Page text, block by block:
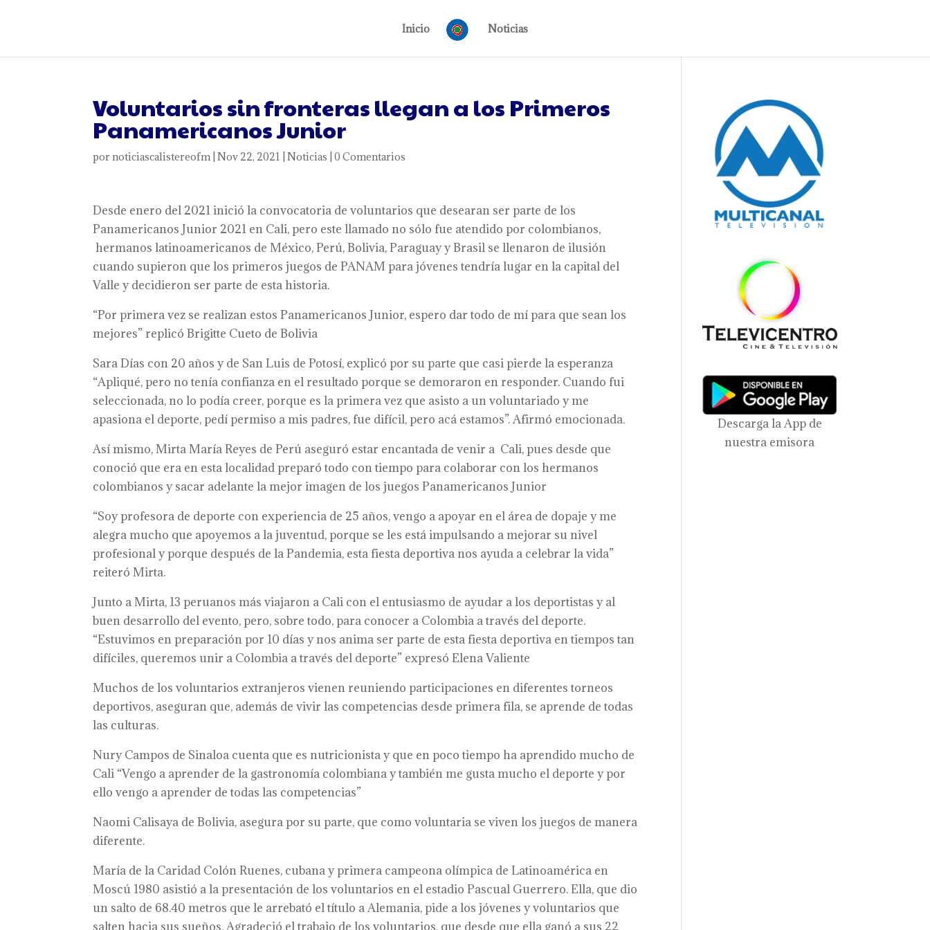
Inicio Noticias
Voluntarios sin fronteras llegan a los Primeros
Panamericanos Junior
pornoticiascalistereofm|Nov 22, 2021 |Noticias |0 Comentarios
Desde enero del 2021 inició la convocatoria de voluntarios que desearan ser parte de los
Panamericanos Junior 2021 en Cali, pero este llamado no sólo fue atendido por colombianos,
hermanos latinoamericanos de México, Perú, Bolivia, Paraguay y Brasil se llenaron de ilusión
cuando supieron que los primeros juegos de PANAM para jóvenes tendría lugar en la capital del
Valle y decidieron ser parte de esta historia.
“Por primera vez se realizan estos Panamericanos Junior, espero dar todo de mí para que sean los
mejores” replicó Brigitte Cueto de Bolivia
Sara Días con 20 años y de San Luis de Potosí, explicó por su parte que casi pierde la esperanza
“Apliqué, pero no tenía confianza en el resultado porque se demoraron en responder. Cuando fui
seleccionada, no lo podía creer, porque es la primera vez que asisto a un voluntariado y me
apasiona el deporte, pedí permiso a mis padres, fue difícil, pero acá estamos”. Afirmó emocionada.
Así mismo, Mirta María Reyes de Perú aseguró estar encantada de venir a Cali, pues desde que
conoció que era en esta localidad preparó todo con tiempo para colaborar con los hermanos
colombianos y sacar adelante la mejor imagen de los juegos Panamericanos Junior
“Soy profesora de deporte con experiencia de 25 años, vengo a apoyar en el área de dopaje y me
alegra mucho que apoyemos a la juventud, porque se les está impulsando a mejorar su nivel
profesional y porque después de la Pandemia, esta fiesta deportiva nos ayuda a celebrar la vida”
reiteró Mirta.
Junto a Mirta, 13 peruanos más viajaron a Cali con el entusiasmo de ayudar a los deportistas y al
buen desarrollo del evento, pero, sobre todo, para conocer a Colombia a través del deporte.
“Estuvimos en preparación por 10 días y nos anima ser parte de esta fiesta deportiva en tiempos tan
difíciles, queremos unir a Colombia a través del deporte” expresó Elena Valiente
Muchos de los voluntarios extranjeros vienen reuniendo participaciones en diferentes torneos
deportivos, aseguran que, además de vivir las competencias desde primera fila, se aprende de todas
las culturas.
Nury Campos de Sinaloa cuenta que es nutricionista y que en poco tiempo ha aprendido mucho de
Cali “Vengo a aprender de la gastronomía colombiana y también me gusta mucho el deporte y por
ello vengo a aprender de todas las competencias”
Naomi Calisaya de Bolivia, asegura por su parte, que como voluntaria se viven los juegos de manera
diferente.
María de la Caridad Colón Ruenes, cubana y primera campeona olímpica de Latinoamérica en
Moscú 1980 asistió a la presentación de los voluntarios en el estadio Pascual Guerrero. Ella, que dio
un salto de 68.40 metros que le arrebató el título a Alemania, pide a los jóvenes y voluntarios que
salten hacia sus sueños. Agradeció el trabajo de los voluntarios, que desde que ella ganó a sus 22
Descarga la App de
nuestra emisora